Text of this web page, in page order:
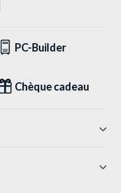
PC-Builder
Chèque cadeau